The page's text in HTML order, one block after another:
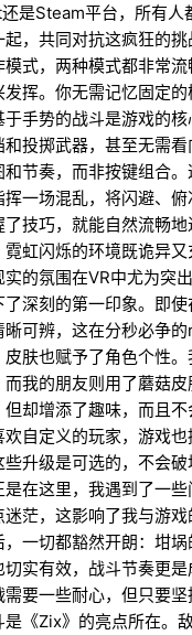
是Steam平台，所有人
起，共同对抗这疯狂的
模式，两种模式都非常
发挥。你无需记忆固定
于手势的战斗是游戏的
和投掷武器，甚至无需
和节奏，而非按键组合
一场混乱，将闪避、俯
了技巧，就能自然流畅
霓虹闪烁的环境既诡异
的氛围在VR中尤为突
了深刻的第一印象。即
晰可辨，这在分秒必争
皮肤也赋予了角色个性
而我的朋友则用了蘑菇
但却增添了趣味，而且
欢自定义的玩家，游戏
些升级是可选的，不会
是在这里，我遇到了一
迷茫，这影响了我与游
，一切都豁然开朗：坩
切实有效，战斗节奏更
需要一些耐心，但只要
是《Zix》的亮点所在。